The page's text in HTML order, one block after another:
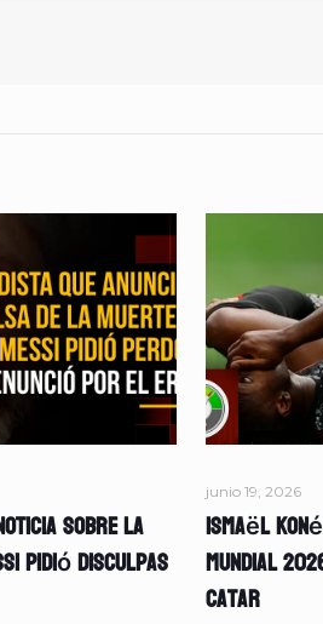
sobre la
pidió disculpas
junio 19, 2026
Ismaël
Mundial
Catar